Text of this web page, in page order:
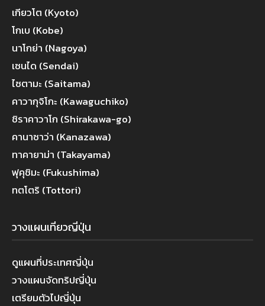
เกียวโต (Kyoto)
โกเบ (Kobe)
นาโกย่า (Nagoya)
เซนได (Sendai)
ไซตามะ (Saitama)
คาวากุจิโกะ (Kawaguchiko)
ชิราคาวาโก (Shirakawa-go)
คานาซาว่า (Kanazawa)
ทาคายาม่า (Takayama)
ฟุคุชิมะ (Fukushima)
ทตโตริ (Tottori)
วางแผนเที่ยวญี่ปุ่น
ดูแผนที่ประเทศญี่ปุ่น
วางแผนจัดทริปญี่ปุ่น
เตรียมตัวไปญี่ปุ่น